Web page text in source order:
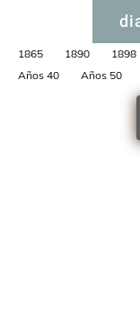
1865 1890 1898
Años 40
Años 50